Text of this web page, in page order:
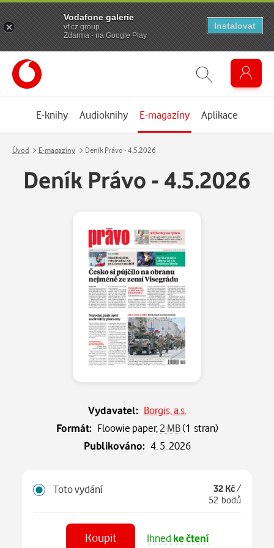
E-knihy Audioknihy E-magazíny Aplikace
Úvod E-magazíny Deník Právo - 4.5.2026
Deník Právo - 4.5.2026
Vydavatel: Borgis, a.s.
Formát: Floowie paper, 2 MB(1 stran)
Publikováno: 4. 5. 2026
Toto vydání 32 Kč/
52 bodů
Koupit Ihned ke čtení
Vodafone galerie
vf.cz.group
Zdarma - na Google Play
Instalovat